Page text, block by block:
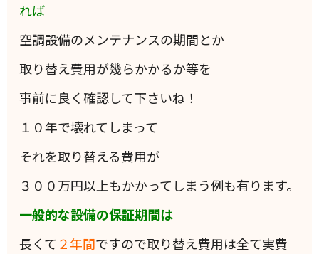
れば
空調設備のメンテナンスの期間とか
取り替え費用が幾らかかるか等を
事前に良く確認して下さいね！
１０年で壊れてしまって
それを取り替える費用が
３００万円以上もかかってしまう例も有ります。
一般的な設備の保証期間は
長くて ２年間ですので取り替え費用は全て実費